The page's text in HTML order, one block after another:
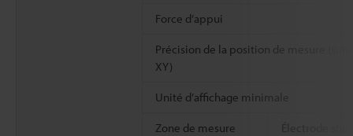
Force d’appui
Précision de la position de mesure
XY)
Unité d’affichage minimale
Zone de mesure